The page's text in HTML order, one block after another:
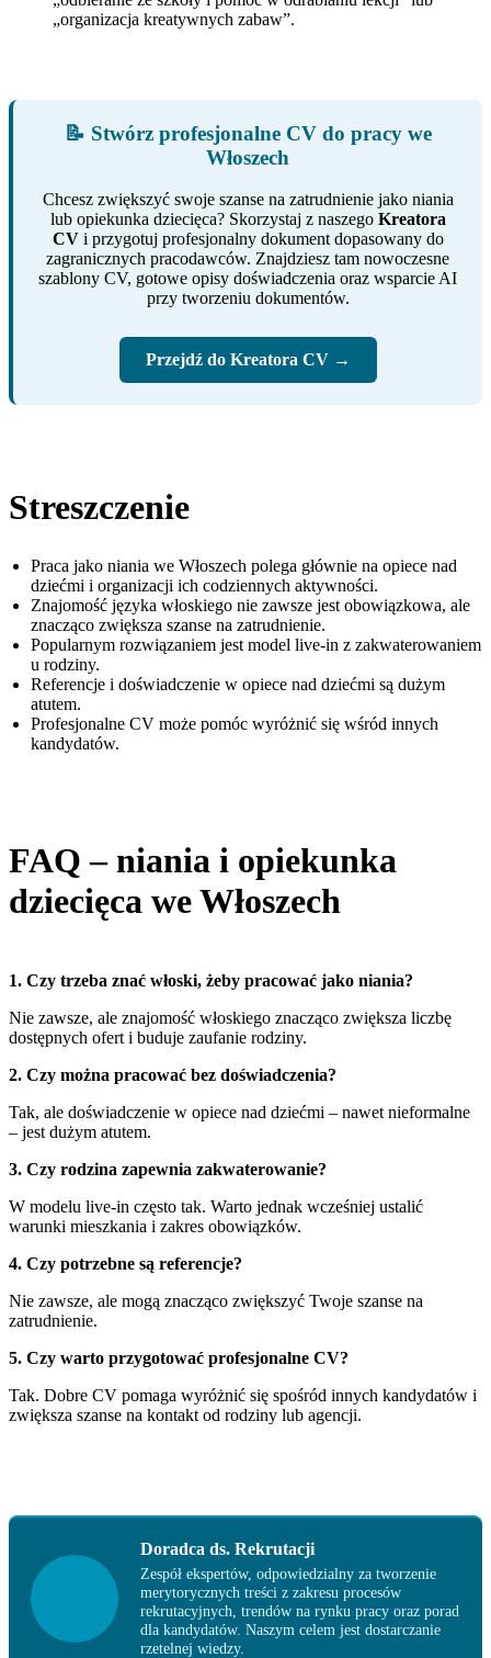
„organizacja kreatywnych zabaw”.
📝 Stwórz profesjonalne CV do pracy we
Włoszech
Chcesz zwiększyć swoje szanse na zatrudnienie jako niania
lub opiekunka dziecięca? Skorzystaj z naszego Kreatora
CVi przygotuj profesjonalny dokument dopasowany do
zagranicznych pracodawców. Znajdziesz tam nowoczesne
szablony CV, gotowe opisy doświadczenia oraz wsparcie AI
przy tworzeniu dokumentów.
Przejdź do Kreatora CV →
Streszczenie
Praca jako niania we Włoszech polega głównie na opiece nad
dziećmi i organizacji ich codziennych aktywności.
Znajomość języka włoskiego nie zawsze jest obowiązkowa, ale
znacząco zwiększa szanse na zatrudnienie.
Popularnym rozwiązaniem jest model live-in z zakwaterowaniem
u rodziny.
Referencje i doświadczenie w opiece nad dziećmi są dużym
atutem.
Profesjonalne CV może pomóc wyróżnić się wśród innych
kandydatów.
FAQ – niania i opiekunka
dziecięca we Włoszech
1. Czy trzeba znać włoski, żeby pracować jako niania?
Nie zawsze, ale znajomość włoskiego znacząco zwiększa liczbę
dostępnych ofert i buduje zaufanie rodziny.
2. Czy można pracować bez doświadczenia?
Tak, ale doświadczenie w opiece nad dziećmi – nawet nieformalne
– jest dużym atutem.
3. Czy rodzina zapewnia zakwaterowanie?
W modelu live-in często tak. Warto jednak wcześniej ustalić
warunki mieszkania i zakres obowiązków.
4. Czy potrzebne są referencje?
Nie zawsze, ale mogą znacząco zwiększyć Twoje szanse na
zatrudnienie.
5. Czy warto przygotować profesjonalne CV?
Tak. Dobre CV pomaga wyróżnić się spośród innych kandydatów i
zwiększa szanse na kontakt od rodziny lub agencji.
Doradca ds. Rekrutacji
Zespół ekspertów, odpowiedzialny za tworzenie
merytorycznych treści z zakresu procesów
rekrutacyjnych, trendów na rynku pracy oraz porad
dla kandydatów. Naszym celem jest dostarczanie
rzetelnej wiedzy.